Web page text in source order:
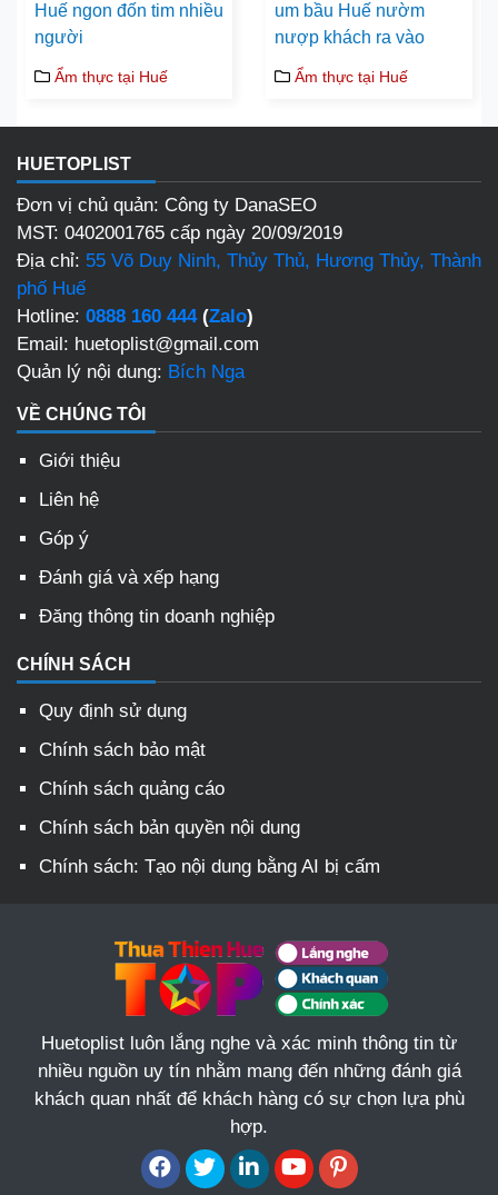
Huế ngon đốn tim nhiều
người
Ẩm thực tại Huế
um bầu Huế nườm
nượp khách ra vào
Ẩm thực tại Huế
HUETOPLIST
Đơn vị chủ quản: Công ty DanaSEO
MST: 0402001765 cấp ngày 20/09/2019
Địa chỉ: 55 Võ Duy Ninh, Thủy Thủ, Hương Thủy, Thành
phố Huế
Hotline: 0888 160 444(Zalo)
Email: huetoplist@gmail.com
Quản lý nội dung: Bích Nga
VỀ CHÚNG TÔI
Giới thiệu
Liên hệ
Góp ý
Đánh giá và xếp hạng
Đăng thông tin doanh nghiệp
CHÍNH SÁCH
Quy định sử dụng
Chính sách bảo mật
Chính sách quảng cáo
Chính sách bản quyền nội dung
Chính sách: Tạo nội dung bằng AI bị cấm
Huetoplist luôn lắng nghe và xác minh thông tin từ
nhiều nguồn uy tín nhằm mang đến những đánh giá
khách quan nhất để khách hàng có sự chọn lựa phù
hợp.